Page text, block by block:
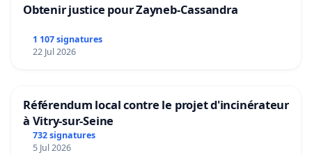
Obtenir justice pour Zayneb-Cassandra
1 107 signatures
22 Jul 2026
Référendum local contre le projet d'incinérateur
à Vitry-sur-Seine
732 signatures
5 Jul 2026